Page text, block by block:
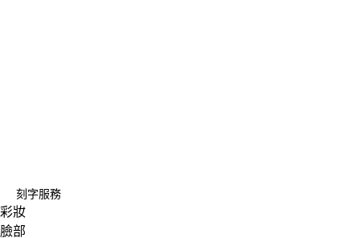
刻字服務
彩妝
臉部